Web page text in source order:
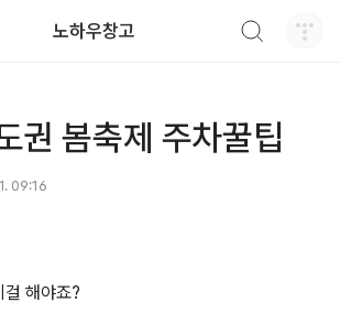
노하우창고
권 봄축제 주차꿀팁
09:16
해야죠?